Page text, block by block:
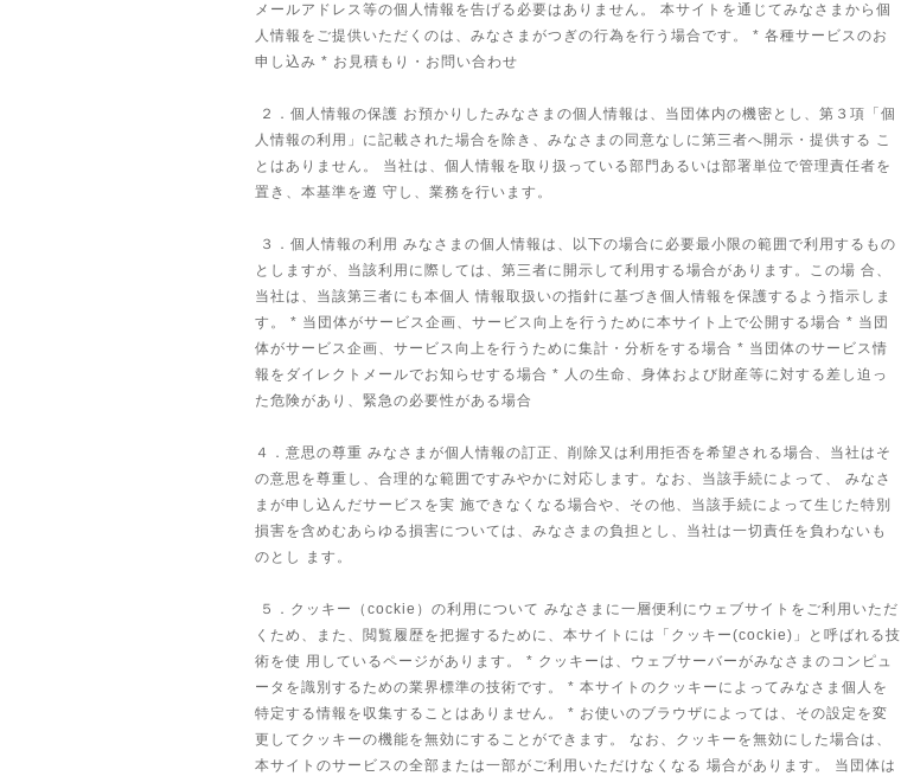
メールアドレス等の個人情報を告げる必要はありません。 本サイトを通じてみなさまから個
人情報をご提供いただくのは、みなさまがつぎの行為を行う場合です。 * 各種サービスのお
申し込み * お見積もり・お問い合わせ
２．個人情報の保護 お預かりしたみなさまの個人情報は、当団体内の機密とし、第３項「個
人情報の利用」に記載された場合を除き、みなさまの同意なしに第三者へ開示・提供する こ
とはありません。 当社は、個人情報を取り扱っている部門あるいは部署単位で管理責任者を
置き、本基準を遵 守し、業務を行います。
３．個人情報の利用 みなさまの個人情報は、以下の場合に必要最小限の範囲で利用するもの
としますが、当該利用に際しては、第三者に開示して利用する場合があります。この場 合、
当社は、当該第三者にも本個人 情報取扱いの指針に基づき個人情報を保護するよう指示しま
す。 * 当団体がサービス企画、サービス向上を行うために本サイト上で公開する場合 * 当団
体がサービス企画、サービス向上を行うために集計・分析をする場合 * 当団体のサービス情
報をダイレクトメールでお知らせする場合 * 人の生命、身体および財産等に対する差し迫っ
た危険があり、緊急の必要性がある場合
４．意思の尊重 みなさまが個人情報の訂正、削除又は利用拒否を希望される場合、当社はそ
の意思を尊重し、合理的な範囲ですみやかに対応します。なお、当該手続によって、 みなさ
まが申し込んだサービスを実 施できなくなる場合や、その他、当該手続によって生じた特別
損害を含めむあらゆる損害については、みなさまの負担とし、当社は一切責任を負わないも
のとし ます。
５．クッキー（cockie）の利用について みなさまに一層便利にウェブサイトをご利用いただ
くため、また、閲覧履歴を把握するために、本サイトには「クッキー(cockie)」と呼ばれる技
術を使 用しているページがあります。 * クッキーは、ウェブサーバーがみなさまのコンピュ
ータを識別するための業界標準の技術です。 * 本サイトのクッキーによってみなさま個人を
特定する情報を収集することはありません。 * お使いのブラウザによっては、その設定を変
更してクッキーの機能を無効にすることができます。 なお、クッキーを無効にした場合は、
本サイトのサービスの全部または一部がご利用いただけなくなる 場合があります。 当団体は